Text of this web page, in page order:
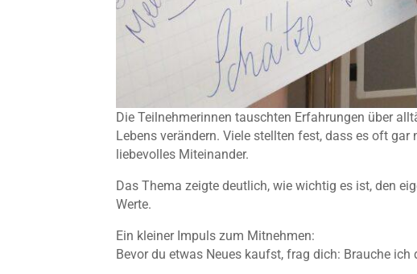
Die Teilnehmerinnen tauschten Erfahrungen über
Lebens verändern. Viele stellten fest, dass es oft
liebevolles Miteinander.
Das Thema zeigte deutlich, wie wichtig es ist, den
Werte.
Ein kleiner Impuls zum Mitnehmen:
Bevor du etwas Neues kaufst, frag dich: Brauche